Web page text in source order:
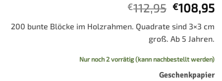
€112,95
war:
€112,95
€108,95
200 bunte Blöcke im Holzrahmen. Quadrate sind 3×3 cm
groß. Ab 5 Jahren.
Nur noch 2 vorrätig (kann nachbestellt werden)
Geschenkpapier